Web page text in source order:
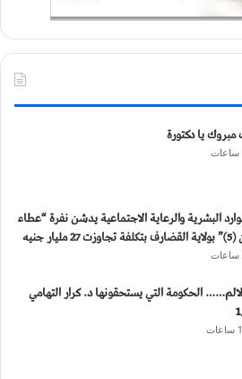
يا دكتورة
البشرية والرعاية الاجتماعية يدشن نفرة “عطاء
جنيه
الحكومة التي يستحقونها د. كرار التهامي